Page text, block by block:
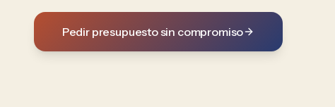
Pedir presupuesto sin compromiso